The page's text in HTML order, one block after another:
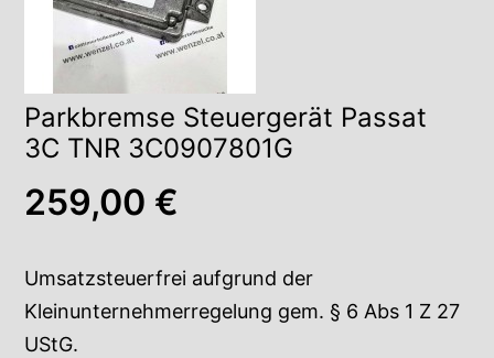
Parkbremse Steuergerät Passat
3C TNR 3C0907801G
259,00 €
Umsatzsteuerfrei aufgrund der
Kleinunternehmerregelung gem. § 6 Abs 1 Z 27
UStG.